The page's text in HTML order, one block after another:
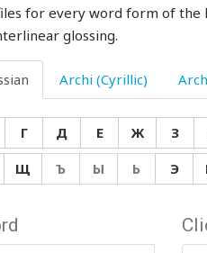
for every word form of
glossing.
Archi (Cyrillic)
Г Д Е Ж З
Щ Ъ Ы Ь Э